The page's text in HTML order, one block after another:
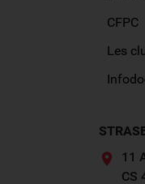
CFPC
Les
11
CS